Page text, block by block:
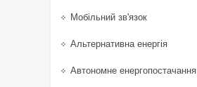
Мобільний зв'язок
Альтернативна енергія
Автономне енергопостачання